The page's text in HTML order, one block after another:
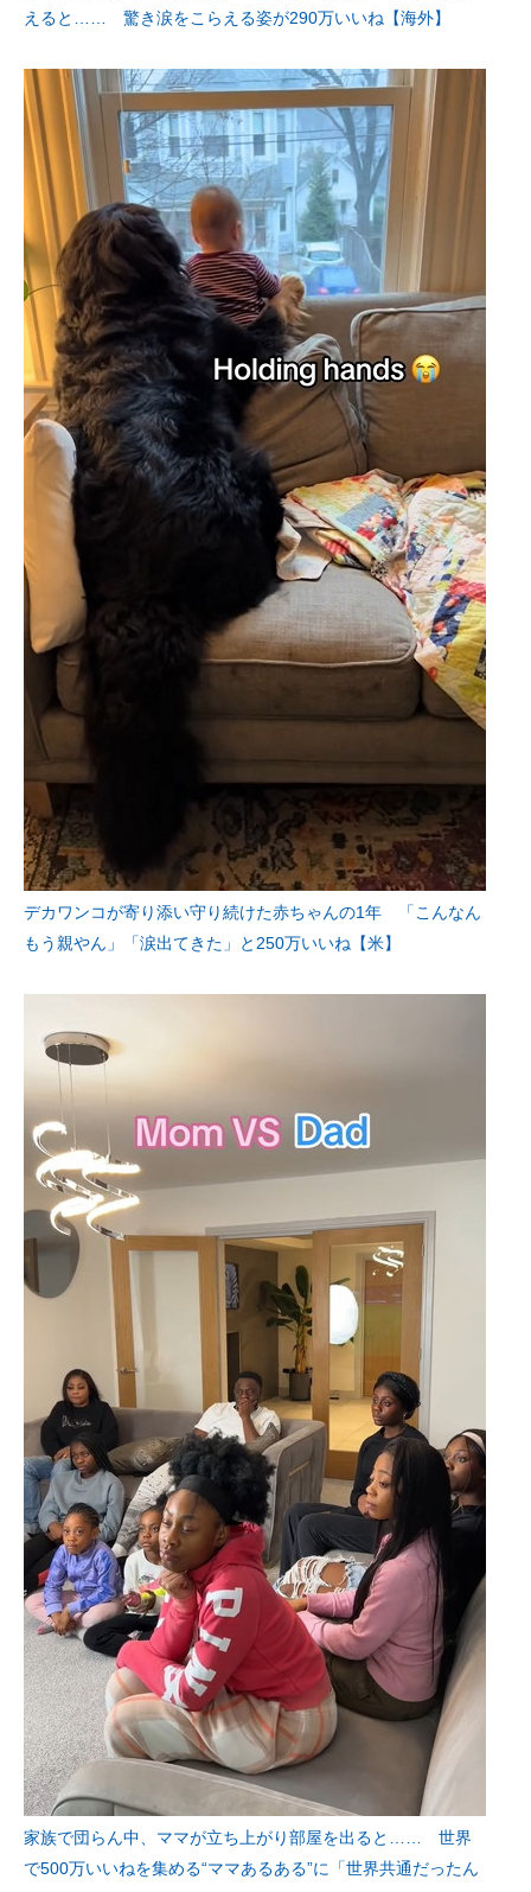
えると…… 驚き涙をこらえる姿が290万いいね【海外】
デカワンコが寄り添い守り続けた赤ちゃんの1年 「こんなん
もう親やん」「涙出てきた」と250万いいね【米】
家族で団らん中、ママが立ち上がり部屋を出ると…… 世界
で500万いいねを集める“ママあるある”に「世界共通だったん